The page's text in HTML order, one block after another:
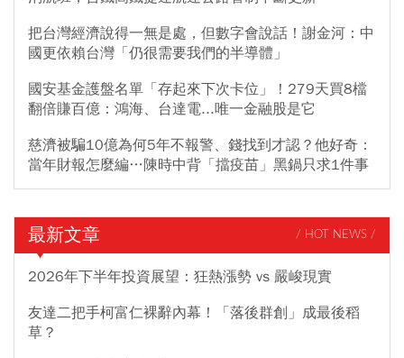
把台灣經濟說得一無是處，但數字會說話！謝金河：中
國更依賴台灣「仍很需要我們的半導體」
國安基金護盤名單「存起來下次卡位」！279天買8檔
翻倍賺百億：鴻海、台達電...唯一金融股是它
慈濟被騙10億為何5年不報警、錢找到才認？他好奇：
當年財報怎麼編…陳時中背「擋疫苗」黑鍋只求1件事
最新文章 / HOT NEWS /
2026年下半年投資展望：狂熱漲勢 vs 嚴峻現實
友達二把手柯富仁裸辭內幕！「落後群創」成最後稻
草？